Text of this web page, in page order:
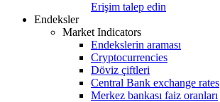
Erişim talep edin
Endeksler
Market Indicators
Endekslerin araması
Cryptocurrencies
Döviz çiftleri
Central Bank exchange rates
Merkez bankası faiz oranları